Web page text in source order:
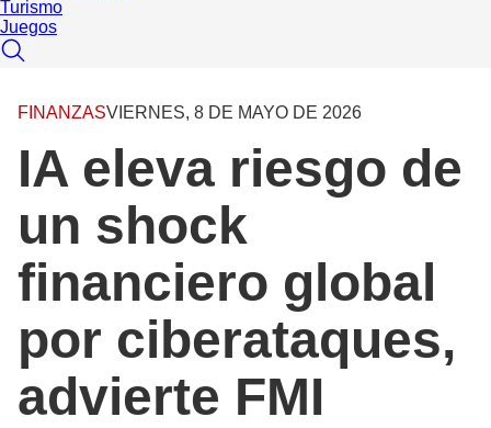
Turismo
Juegos
FINANZASVIERNES, 8 DE MAYO DE 2026
IA eleva riesgo de
un shock
financiero global
por ciberataques,
advierte FMI